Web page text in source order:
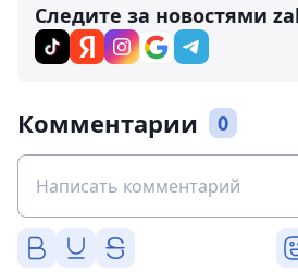
Следите за новостями
Комментарии 0